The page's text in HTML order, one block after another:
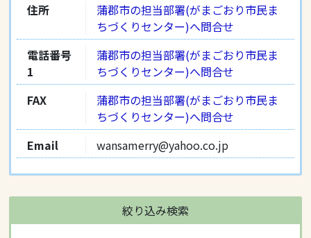
住所
蒲郡市の担当部署(がまごおり市民ま
ちづくりセンター)へ問合せ
電話番号
1
蒲郡市の担当部署(がまごおり市民ま
ちづくりセンター)へ問合せ
FAX
蒲郡市の担当部署(がまごおり市民ま
ちづくりセンター)へ問合せ
Email
wansamerry@yahoo.co.jp
絞り込み検索